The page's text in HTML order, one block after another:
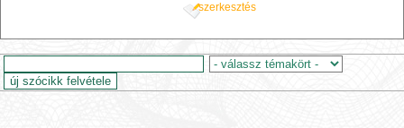
szerkesztés